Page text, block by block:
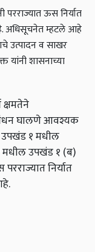
ऊस निर्यात
अधिसूचनेत म्हटले आहे
उत्पादन व साखर
यांनी शासनाच्या
बंधन घालणे आवश्यक
१ मधील
उपखंड १ (ब)
निर्यात